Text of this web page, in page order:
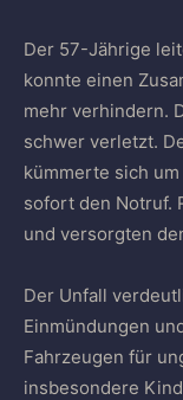
Der 57-Jährige
konnte einen
mehr verhindern.
schwer verletzt.
kümmerte sich
sofort den Notruf.
und versorgten
Der Unfall
Einmündungen
Fahrzeugen für
insbesondere